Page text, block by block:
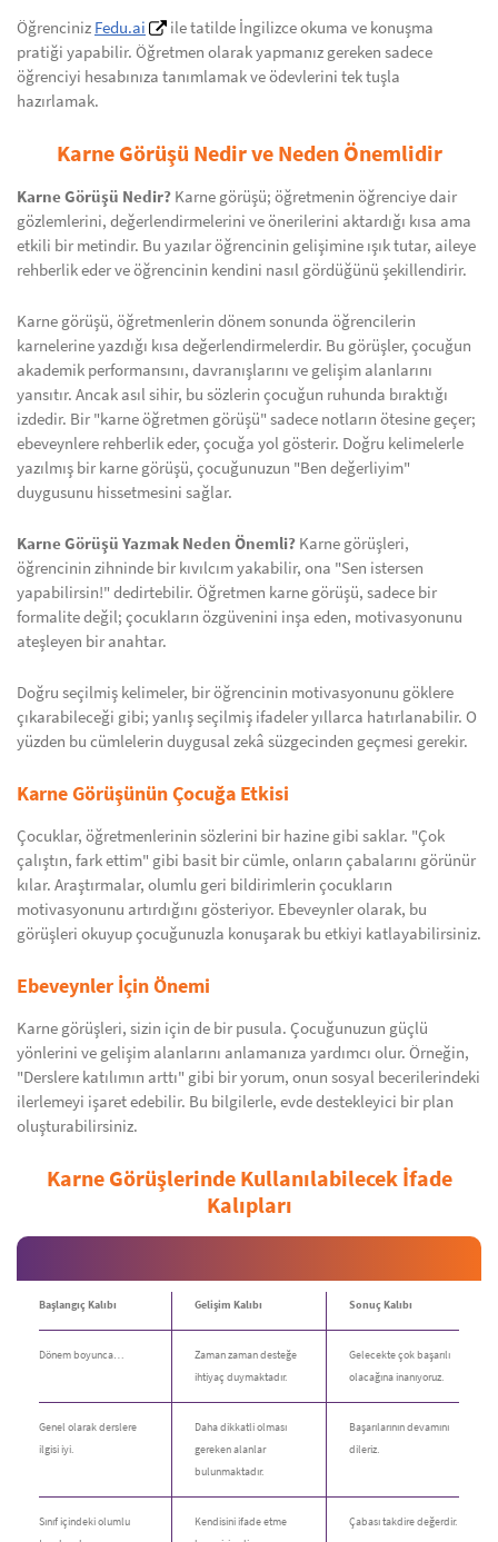
Öğrenciniz Fedu.ai
ile tatilde İngilizce okuma ve konuşma
pratiği yapabilir. Öğretmen olarak yapmanız gereken sadece
öğrenciyi hesabınıza tanımlamak ve ödevlerini tek tuşla
hazırlamak.
Karne Görüşü Nedir ve Neden Önemlidir
Karne Görüşü Nedir? Karne görüşü; öğretmenin öğrenciye dair
gözlemlerini, değerlendirmelerini ve önerilerini aktardığı kısa ama
etkili bir metindir. Bu yazılar öğrencinin gelişimine ışık tutar, aileye
rehberlik eder ve öğrencinin kendini nasıl gördüğünü şekillendirir.
Karne görüşü, öğretmenlerin dönem sonunda öğrencilerin
karnelerine yazdığı kısa değerlendirmelerdir. Bu görüşler, çocuğun
akademik performansını, davranışlarını ve gelişim alanlarını
yansıtır. Ancak asıl sihir, bu sözlerin çocuğun ruhunda bıraktığı
izdedir. Bir "karne öğretmen görüşü" sadece notların ötesine geçer;
ebeveynlere rehberlik eder, çocuğa yol gösterir. Doğru kelimelerle
yazılmış bir karne görüşü, çocuğunuzun "Ben değerliyim"
duygusunu hissetmesini sağlar.
Karne Görüşü Yazmak Neden Önemli? Karne görüşleri,
öğrencinin zihninde bir kıvılcım yakabilir, ona "Sen istersen
yapabilirsin!" dedirtebilir. Öğretmen karne görüşü, sadece bir
formalite değil; çocukların özgüvenini inşa eden, motivasyonunu
ateşleyen bir anahtar.
Doğru seçilmiş kelimeler, bir öğrencinin motivasyonunu göklere
çıkarabileceği gibi; yanlış seçilmiş ifadeler yıllarca hatırlanabilir. O
yüzden bu cümlelerin duygusal zekâ süzgecinden geçmesi gerekir.
Karne Görüşünün Çocuğa Etkisi
Çocuklar, öğretmenlerinin sözlerini bir hazine gibi saklar. "Çok
çalıştın, fark ettim" gibi basit bir cümle, onların çabalarını görünür
kılar. Araştırmalar, olumlu geri bildirimlerin çocukların
motivasyonunu artırdığını gösteriyor. Ebeveynler olarak, bu
görüşleri okuyup çocuğunuzla konuşarak bu etkiyi katlayabilirsiniz.
Ebeveynler İçin Önemi
Karne görüşleri, sizin için de bir pusula. Çocuğunuzun güçlü
yönlerini ve gelişim alanlarını anlamanıza yardımcı olur. Örneğin,
"Derslere katılımın arttı" gibi bir yorum, onun sosyal becerilerindeki
ilerlemeyi işaret edebilir. Bu bilgilerle, evde destekleyici bir plan
oluşturabilirsiniz.
Karne Görüşlerinde Kullanılabilecek İfade
Kalıpları
Başlangıç Kalıbı Gelişim Kalıbı Sonuç Kalıbı
Dönem boyunca…
Zaman zaman desteğe
ihtiyaç duymaktadır.
Gelecekte çok başarılı
olacağına inanıyoruz.
Genel olarak derslere
ilgisi iyi.
Daha dikkatli olması
gereken alanlar
bulunmaktadır.
Başarılarının devamını
dileriz.
Sınıf içindeki olumlu
Kendisini ifade etme
Çabası takdire değerdir.